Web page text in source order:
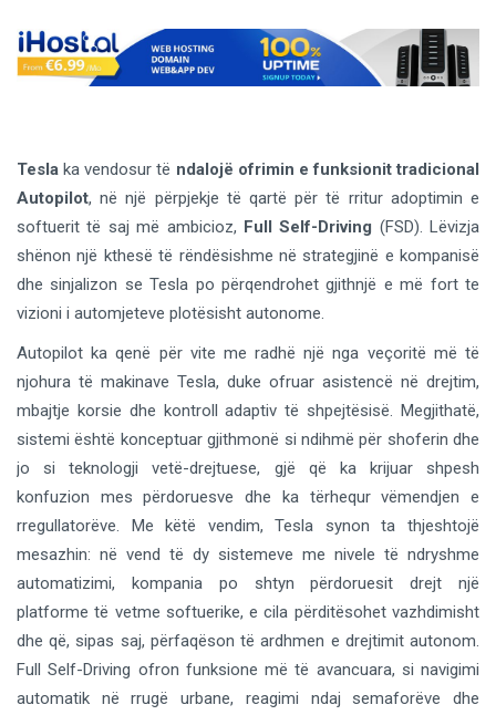
Tesla ka vendosur të ndalojë ofrimin e funksionit tradicional
Autopilot, në një përpjekje të qartë për të rritur adoptimin e
softuerit të saj më ambicioz, Full Self-Driving (FSD). Lëvizja
shënon një kthesë të rëndësishme në strategjinë e kompanisë
dhe sinjalizon se Tesla po përqendrohet gjithnjë e më fort te
vizioni i automjeteve plotësisht autonome.
Autopilot ka qenë për vite me radhë një nga veçoritë më të
njohura të makinave Tesla, duke ofruar asistencë në drejtim,
mbajtje korsie dhe kontroll adaptiv të shpejtësisë. Megjithatë,
sistemi është konceptuar gjithmonë si ndihmë për shoferin dhe
jo si teknologji vetë-drejtuese, gjë që ka krijuar shpesh
konfuzion mes përdoruesve dhe ka tërhequr vëmendjen e
rregullatorëve. Me këtë vendim, Tesla synon ta thjeshtojë
mesazhin: në vend të dy sistemeve me nivele të ndryshme
automatizimi, kompania po shtyn përdoruesit drejt një
platforme të vetme softuerike, e cila përditësohet vazhdimisht
dhe që, sipas saj, përfaqëson të ardhmen e drejtimit autonom.
Full Self-Driving ofron funksione më të avancuara, si navigimi
automatik në rrugë urbane, reagimi ndaj semaforëve dhe